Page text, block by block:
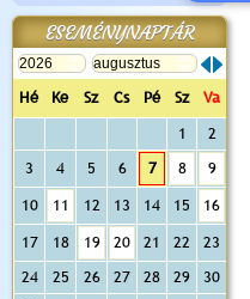
ESEMÉNYNAPTÁR
Hé Ke Sz Cs Pé Sz
Va
1
2
3
4 5 6 7 8 9
10 11 12 13 14 15 16
17 18 19 20 21 22
23
24
25 26 27 28 29
30